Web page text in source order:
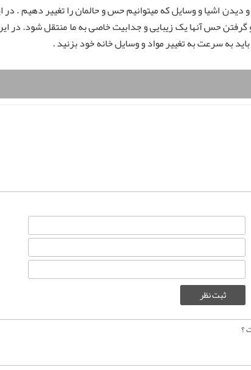
دیدن اشیا و وسایل که میتوانیم حس و حالمان را تغییر دهیم .
گرفتن حس آنها یک زیبایی و جدابیت خاصی به ما منتقل شود.
به سرعت به تغییر مواد و وسایل خانه خود بزنید .